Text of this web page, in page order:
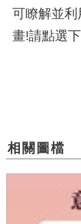
可瞭解並
畫!請點選
相關圖檔